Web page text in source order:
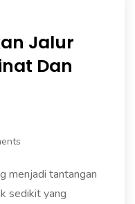
Jalur
Dan
menjadi tantangan
sedikit yang